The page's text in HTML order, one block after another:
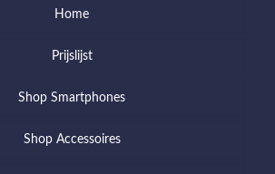
Home
Prijslijst
Shop Smartphones
Shop Accessoires